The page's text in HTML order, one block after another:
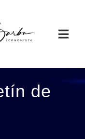
de